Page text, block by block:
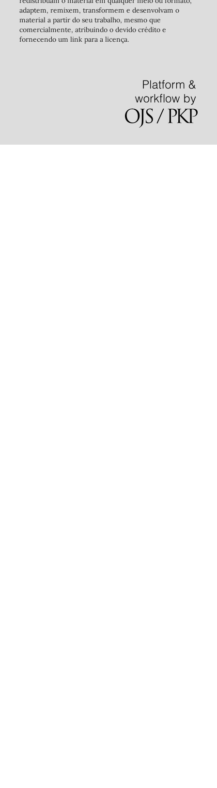
adaptem, remixem, transformem e desenvolvam o
material a partir do seu trabalho, mesmo que
comercialmente, atribuindo o devido crédito e
fornecendo um link para a licença.